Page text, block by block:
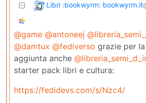
Libri :bookwyrm: bookwyrm.it
@game @antoneej
@damtux @fediverso grazie per
aggiunta anche
starter pack libri e cultura:
https://fedidevs.com/s/Nzc4/